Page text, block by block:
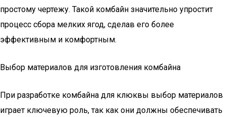
простому чертежу. Такой комбайн значительно упростит
процесс сбора мелких ягод, сделав его более
эффективным и комфортным.
Выбор материалов для изготовления комбайна
При разработке комбайна для клюквы выбор материалов
играет ключевую роль, так как они должны обеспечивать